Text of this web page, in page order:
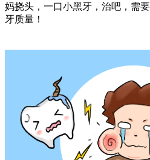
妈挠头， 一口小黑牙，治吧，需要
牙质量！